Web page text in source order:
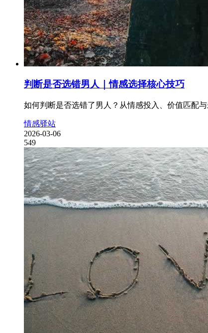
判断是否选错男人｜情感选择核心技巧
如何判断是否选错了男人？从情感投入、价值匹配
情感驿站
2026-03-06
549